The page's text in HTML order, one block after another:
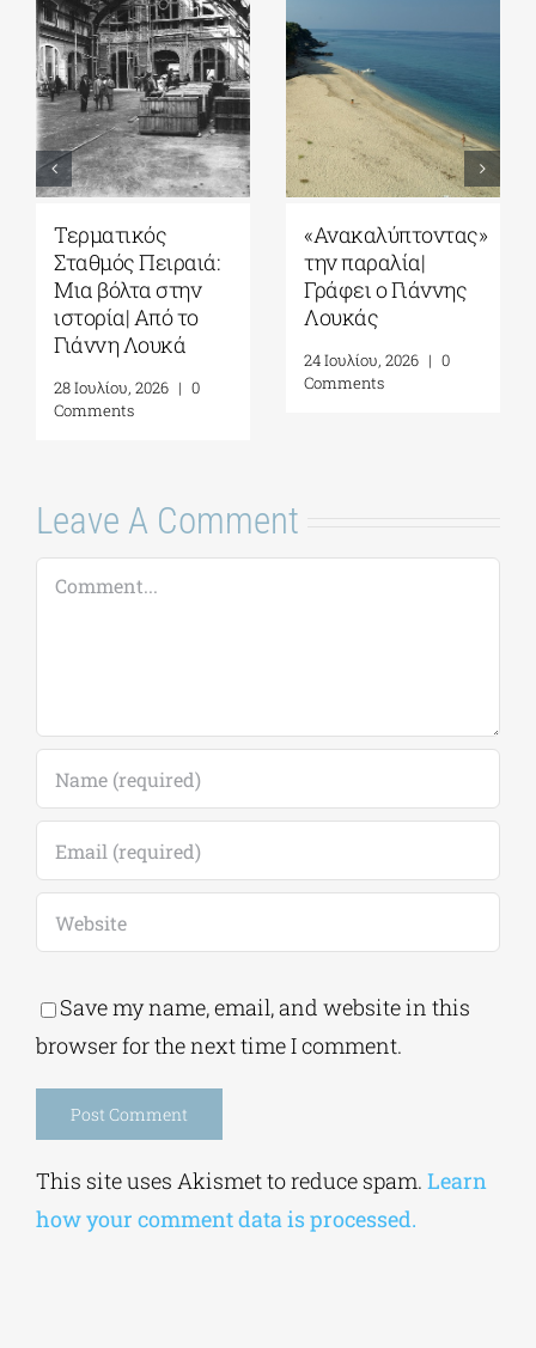
Τερματικός
Σταθμός Πειραιά:
Μια βόλτα στην
ιστορία| Από το
Γιάννη Λουκά
28 Ιουλίου, 2026 | 0
Comments
«Ανακαλύπτοντας»
την παραλία|
Γράφει ο Γιάννης
Λουκάς
24 Ιουλίου, 2026 | 0
Comments
Leave A Comment
Comment
Save my name, email, and website in this
browser for the next time I comment.
This site uses Akismet to reduce spam. Learn
how your comment data is processed.